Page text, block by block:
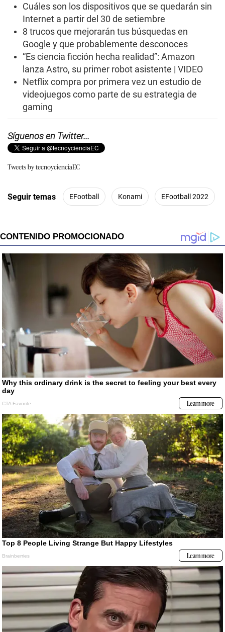
Cuáles son los dispositivos que se quedarán sin
Internet a partir del 30 de setiembre
8 trucos que mejorarán tus búsquedas en
Google y que probablemente desconoces
“Es ciencia ficción hecha realidad”: Amazon
lanza Astro, su primer robot asistente | VIDEO
Netflix compra por primera vez un estudio de
videojuegos como parte de su estrategia de
gaming
Síguenos en Twitter...
Tweets by tecnoycienciaEC
Seguir temas EFootball Konami EFootball 2022